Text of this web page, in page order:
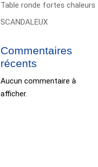
Table ronde fortes chaleurs
SCANDALEUX
Commentaires
récents
Aucun commentaire à
afficher.